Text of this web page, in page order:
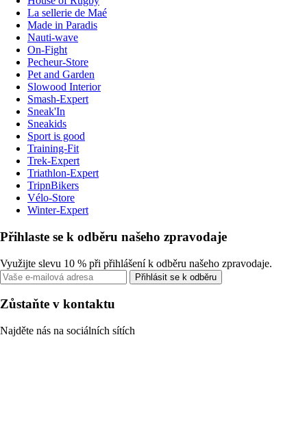
La sellerie de Maé
Made in Paradis
Nauti-wave
On-Fight
Pecheur-Store
Pet and Garden
Slowood Interior
Smash-Expert
Sneak'In
Sneakids
Sport is good
Training-Fit
Trek-Expert
Triathlon-Expert
TripnBikers
Vélo-Store
Winter-Expert
Přihlaste se k odběru našeho zpravodaje
Využijte slevu 10 % při přihlášení k odběru našeho zpravodaje.
Přihlásit se k odběru
Zůstaňte v kontaktu
Najděte nás na sociálních sítích